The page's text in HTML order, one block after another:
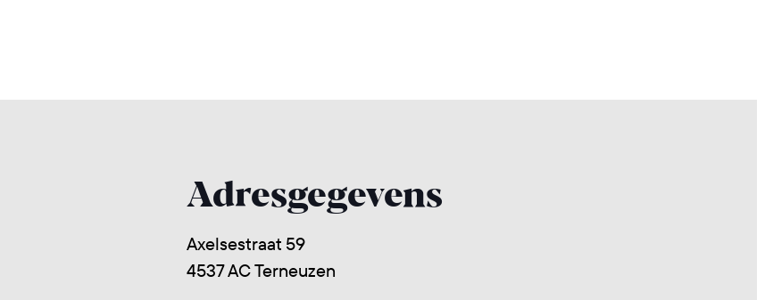
Adresgegevens
Axelsestraat 59
4537 AC Terneuzen